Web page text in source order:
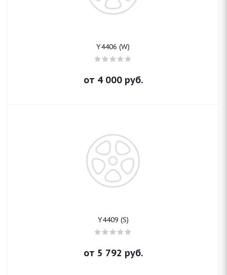
Y4406 (W)
от 4 000руб.
Y4409 (S)
от 5 792 руб.